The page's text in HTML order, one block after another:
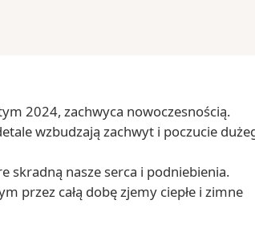
2024, zachwyca nowoczesnością.
wzbudzają zachwyt i poczucie
skradną nasze serca i podniebienia.
przez całą dobę zjemy ciepłe i zimne